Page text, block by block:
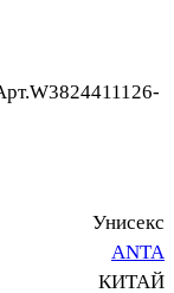
Унисекс
ANTA
КИТАЙ